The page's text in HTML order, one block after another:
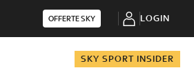
OFFERTE SKY LOGIN
SKY SPORT INSIDER